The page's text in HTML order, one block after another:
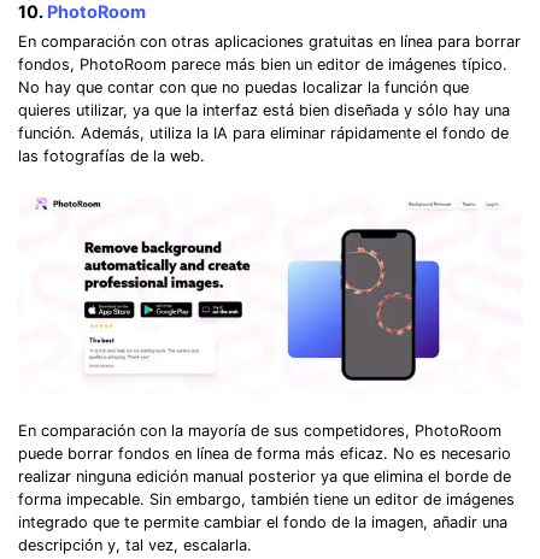
10. PhotoRoom
En comparación con otras aplicaciones gratuitas en línea para borrar
fondos, PhotoRoom parece más bien un editor de imágenes típico.
No hay que contar con que no puedas localizar la función que
quieres utilizar, ya que la interfaz está bien diseñada y sólo hay una
función. Además, utiliza la IA para eliminar rápidamente el fondo de
las fotografías de la web.
En comparación con la mayoría de sus competidores, PhotoRoom
puede borrar fondos en línea de forma más eficaz. No es necesario
realizar ninguna edición manual posterior ya que elimina el borde de
forma impecable. Sin embargo, también tiene un editor de imágenes
integrado que te permite cambiar el fondo de la imagen, añadir una
descripción y, tal vez, escalarla.